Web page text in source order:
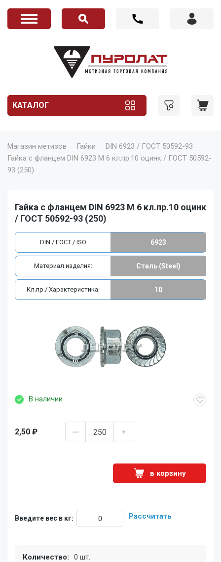
КАТАЛОГ
Магазин метизов Гайки
DIN 6923 / ГОСТ 50592-93
Гайка с фланцем DIN 6923 M 6 кл.пр.10 оцинк / ГОСТ 50592-
93 (250)
Гайка с фланцем DIN 6923 M 6 кл.пр.10 оцинк
/ ГОСТ 50592-93 (250)
В наличии
2,50 ₽
в корзину
Введите вес в кг: Рассчитать
Количество: 0 шт.
DIN / ГОСТ / ISO 6923
Материал изделия: Сталь (Steel)
Кл.пр./ Характеристика: 10